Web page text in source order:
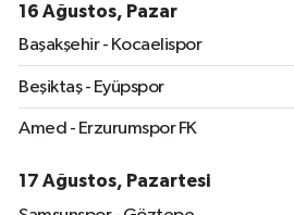
16 Ağustos, Pazar
Başakşehir - Kocaelispor
Beşiktaş - Eyüpspor
Amed - Erzurumspor FK
17 Ağustos, Pazartesi